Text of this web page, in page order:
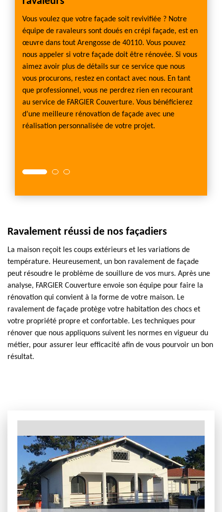
Vous voulez que votre façade soit revivifiée ? Notre
équipe de ravaleurs sont doués en crépi façade, est en
œuvre dans tout Arengosse de 40110. Vous pouvez
nous appeler si votre façade doit être rénovée. Si vous
aimez avoir plus de détails sur ce service que nous
vous procurons, restez en contact avec nous. En tant
que professionnel, vous ne perdrez rien en recourant
au service de FARGIER Couverture. Vous bénéficierez
d’une meilleure rénovation de façade avec une
réalisation personnalisée de votre projet.
Ravalement réussi de nos façadiers
La maison reçoit les coups extérieurs et les variations de
température. Heureusement, un bon ravalement de façade
peut résoudre le problème de souillure de vos murs. Après une
analyse, FARGIER Couverture envoie son équipe pour faire la
rénovation qui convient à la forme de votre maison. Le
ravalement de façade protège votre habitation des chocs et
votre propriété propre et confortable. Les techniques pour
rénover que nous appliquons suivent les normes en vigueur du
métier, pour assurer leur efficacité afin de vous pourvoir un bon
résultat.